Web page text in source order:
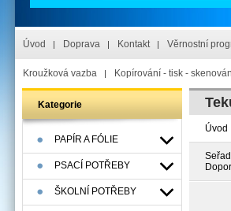
Úvod Doprava Kontakt Věrnostní
Kroužková vazba Kopírování - tisk -
Kategorie
PAPÍR A FÓLIE
PSACÍ POTŘEBY
ŠKOLNÍ POTŘEBY
Úvod